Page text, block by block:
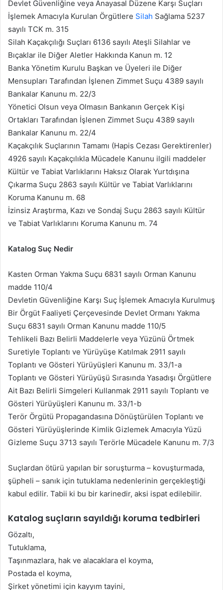
Devlet Güvenliğine veya Anayasal Düzene Karşı Suçları
İşlemek Amacıyla Kurulan Örgütlere Silah Sağlama 5237
sayılı TCK m. 315
Silah Kaçakçılığı Suçları 6136 sayılı Ateşli Silahlar ve
Bıçaklar ile Diğer Aletler Hakkında Kanun m. 12
Banka Yönetim Kurulu Başkan ve Üyeleri ile Diğer
Mensupları Tarafından İşlenen Zimmet Suçu 4389 sayılı
Bankalar Kanunu m. 22/3
Yönetici Olsun veya Olmasın Bankanın Gerçek Kişi
Ortakları Tarafından İşlenen Zimmet Suçu 4389 sayılı
Bankalar Kanunu m. 22/4
Kaçakçılık Suçlarının Tamamı (Hapis Cezası Gerektirenler)
4926 sayılı Kaçakçılıkla Mücadele Kanunu ilgili maddeler
Kültür ve Tabiat Varlıklarını Haksız Olarak Yurtdışına
Çıkarma Suçu 2863 sayılı Kültür ve Tabiat Varlıklarını
Koruma Kanunu m. 68
İzinsiz Araştırma, Kazı ve Sondaj Suçu 2863 sayılı Kültür
ve Tabiat Varlıklarını Koruma Kanunu m. 74
Katalog Suç Nedir
Kasten Orman Yakma Suçu 6831 sayılı Orman Kanunu
madde 110/4
Devletin Güvenliğine Karşı Suç İşlemek Amacıyla Kurulmuş
Bir Örgüt Faaliyeti Çerçevesinde Devlet Ormanı Yakma
Suçu 6831 sayılı Orman Kanunu madde 110/5
Tehlikeli Bazı Belirli Maddelerle veya Yüzünü Örtmek
Suretiyle Toplantı ve Yürüyüşe Katılmak 2911 sayılı
Toplantı ve Gösteri Yürüyüşleri Kanunu m. 33/1-a
Toplantı ve Gösteri Yürüyüşü Sırasında Yasadışı Örgütlere
Ait Bazı Belirli Simgeleri Kullanmak 2911 sayılı Toplantı ve
Gösteri Yürüyüşleri Kanunu m. 33/1-b
Terör Örgütü Propagandasına Dönüştürülen Toplantı ve
Gösteri Yürüyüşlerinde Kimlik Gizlemek Amacıyla Yüzü
Gizleme Suçu 3713 sayılı Terörle Mücadele Kanunu m. 7/3
Suçlardan ötürü yapılan bir soruşturma – kovuşturmada,
şüpheli – sanık için tutuklama nedenlerinin gerçekleştiği
kabul edilir. Tabii ki bu bir karinedir, aksi ispat edilebilir.
Katalog suçların sayıldığı koruma tedbirleri
Gözaltı,
Tutuklama,
Taşınmazlara, hak ve alacaklara el koyma,
Postada el koyma,
Şirket yönetimi için kayyım tayini,